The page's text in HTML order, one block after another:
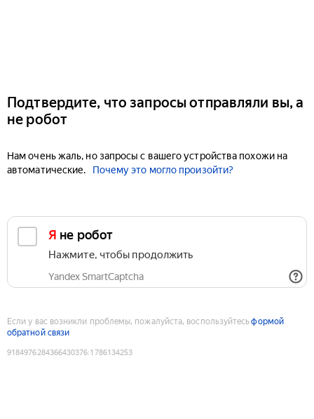
Подтвердите, что запросы отправляли вы, а
не робот
Нам очень жаль, но запросы с вашего устройства похожи на
автоматические.
Почему это могло произойти?
Я не робот
Нажмите, чтобы продолжить
Yandex SmartCaptcha
Если у вас возникли проблемы, пожалуйста, воспользуйтесьформой
обратной связи
9184976284366430376:1786134253